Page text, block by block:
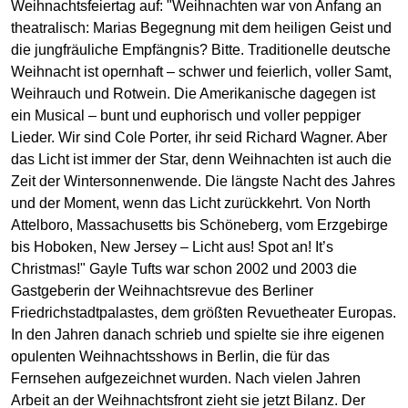
Weihnachtsfeiertag auf: "Weihnachten war von Anfang an
theatralisch: Marias Begegnung mit dem heiligen Geist und
die jungfräuliche Empfängnis? Bitte. Traditionelle deutsche
Weihnacht ist opernhaft – schwer und feierlich, voller Samt,
Weihrauch und Rotwein. Die Amerikanische dagegen ist
ein Musical – bunt und euphorisch und voller peppiger
Lieder. Wir sind Cole Porter, ihr seid Richard Wagner. Aber
das Licht ist immer der Star, denn Weihnachten ist auch die
Zeit der Wintersonnenwende. Die längste Nacht des Jahres
und der Moment, wenn das Licht zurückkehrt. Von North
Attelboro, Massachusetts bis Schöneberg, vom Erzgebirge
bis Hoboken, New Jersey – Licht aus! Spot an! It’s
Christmas!" Gayle Tufts war schon 2002 und 2003 die
Gastgeberin der Weihnachtsrevue des Berliner
Friedrichstadtpalastes, dem größten Revuetheater Europas.
In den Jahren danach schrieb und spielte sie ihre eigenen
opulenten Weihnachtsshows in Berlin, die für das
Fernsehen aufgezeichnet wurden. Nach vielen Jahren
Arbeit an der Weihnachtsfront zieht sie jetzt Bilanz. Der